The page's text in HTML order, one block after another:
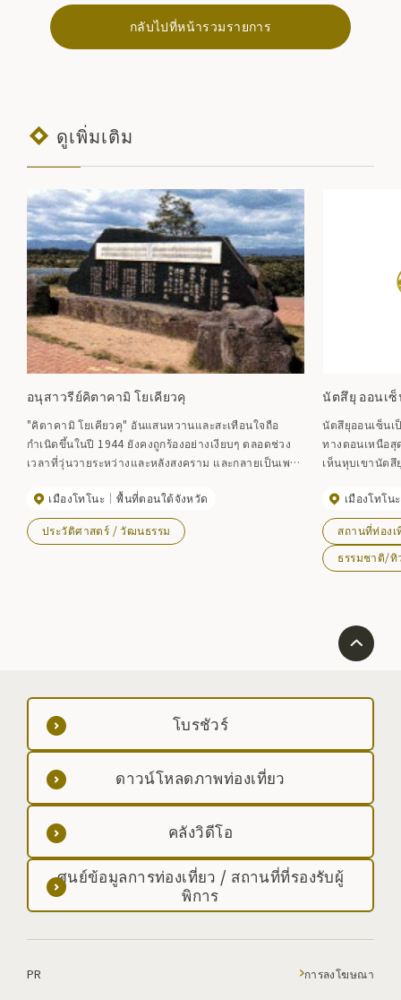
กลับไปที่หน้ารวมรายการ
ดูเพิ่มเติม
อนุสาวรีย์คิตาคามิ โยเคียวคุ
"คิตาคามิ โยเคียวคุ" อันแสนหวานและสะเทือนใจถือ
กำเนิดขึ้นในปี 1944 ยังคงถูกร้องอย่างเงียบๆ ตลอดช่วง
เวลาที่วุ่นวายระหว่างและหลังสงคราม และกลายเป็นเพลง
เขียนด้วยลายมือโดยผู้แต่งบทเพลงและนักแต่งเพลง และ
เป็นเรื่องยากที่จะพบอนุสาวรีย์ที่มีโน้ตดนตรีสลักอยู่บนนั้น
สร้างไว้ริมฝั่งแม่น้ำใกล้บ้านพัก
เมืองโทโนะ พื้นที่ตอนใต้จังหวัด
ประวัติศาสตร์ / วัฒนธรรม
นัตสึยุ ออนเ
นัตสึยุออนเซ็นเ
ทางตอนเหนือสุ
เห็นหุบเขานัต
หนังสือยารักษ
``น้ำพุร้อนที่มีชื่
อันดับน้ำพุร้อนที่
ได้รับการจัดอัน
กับฮอนกุออนเ
เมืองโทโนะ
สถานที่ท่องเ
ธรรมชาติ/
โบรชัวร์
ดาวน์โหลดภาพท่องเที่ยว
คลังวิดีโอ
ศูนย์ข้อมูลการท่องเที่ยว / สถานที่ที่รองรับผู้
พิการ
PR การลงโฆษณา